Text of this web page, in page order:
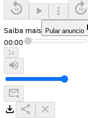
Saiba mais Pular anuncio
00:00
1x